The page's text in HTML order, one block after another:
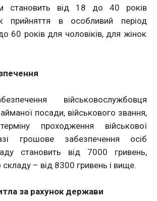
становить від 18 до 40 років
прийняття в особливий період
60 років для чоловіків, для жінок
військовослужбовця
посади, військового звання,
терміну проходження військової
грошове забезпечення осіб
становить від 7000 гривень,
– від 8300 гривень і вище.
за рахунок держави